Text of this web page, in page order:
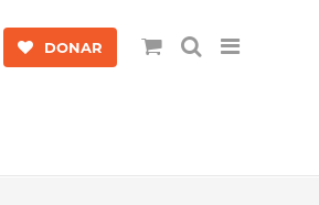
DONAR